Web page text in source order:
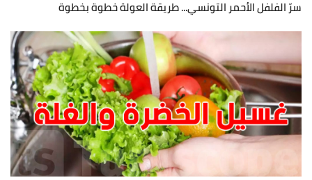
سرّ الفلفل الأحمر التونسي... طريقة العولة خطوة بخطوة